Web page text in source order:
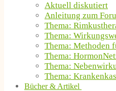
Aktuell diskutiert
Anleitung zum
Thema:
Thema:
Thema: Methoden
Thema:
Thema:
Thema:
Bücher & Artikel